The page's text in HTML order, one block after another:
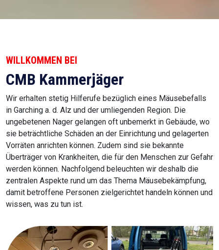
WILLKOMMEN BEI
CMB Kammerjäger
Wir erhalten stetig Hilferufe bezüglich eines Mäusebefalls
in Garching a. d. Alz und der umliegenden Region. Die
ungebetenen Nager gelangen oft unbemerkt in Gebäude, wo
sie beträchtliche Schäden an der Einrichtung und gelagerten
Vorräten anrichten können. Zudem sind sie bekannte
Überträger von Krankheiten, die für den Menschen zur Gefahr
werden können. Nachfolgend beleuchten wir deshalb die
zentralen Aspekte rund um das Thema Mäusebekämpfung,
damit betroffene Personen zielgerichtet handeln können und
wissen, was zu tun ist.